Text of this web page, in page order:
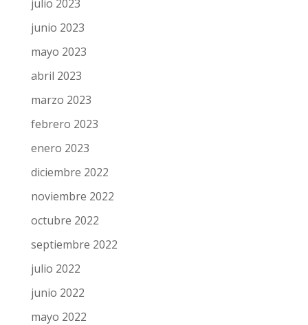
julio 2023
junio 2023
mayo 2023
abril 2023
marzo 2023
febrero 2023
enero 2023
diciembre 2022
noviembre 2022
octubre 2022
septiembre 2022
julio 2022
junio 2022
mayo 2022